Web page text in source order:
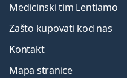
Medicinski tim Lentiamo
Zašto kupovati kod nas
Kontakt
Mapa stranice